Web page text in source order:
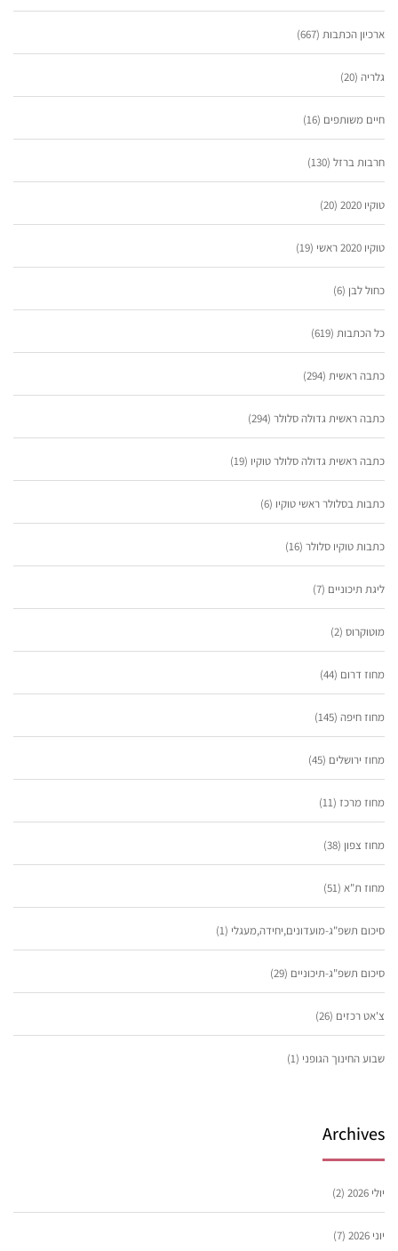
ארכיון הכתבות (667)
גלריה (20)
חיים משותפים (16)
חרבות ברזל (130)
טוקיו 2020 (20)
טוקיו 2020 ראשי (19)
כחול לבן (6)
כל הכתבות (619)
כתבה ראשית (294)
כתבה ראשית גדולה סלולר (294)
כתבה ראשית גדולה סלולר טוקיו (19)
כתבות בסלולר ראשי טוקיו (6)
כתבות טוקיו סלולר (16)
ליגת תיכוניים (7)
מוטוקרוס (2)
מחוז דרום (44)
מחוז חיפה (145)
מחוז ירושלים (45)
מחוז מרכז (11)
מחוז צפון (38)
מחוז ת"א (51)
סיכום תשפ"ג-מועדונים,יחידה,מעגלי (1)
סיכום תשפ"ג-תיכוניים (29)
צ'אט רכזים (26)
שבוע החינוך הגופני (1)
Archives
יולי 2026 (2)
יוני 2026 (7)